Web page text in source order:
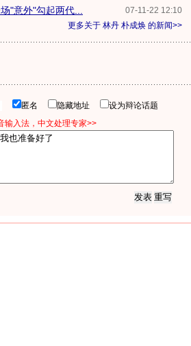
07-11-22 12:10
"意外"勾起两代...
更多关于 林丹 朴成焕 的新闻>>
匿名 隐藏地址
设为辩论话题
输入法，中文处理专家>>